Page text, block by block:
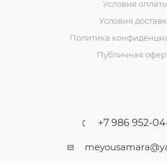
Условия оплаты
Условия
Политика
Публичная
+7 986 952-